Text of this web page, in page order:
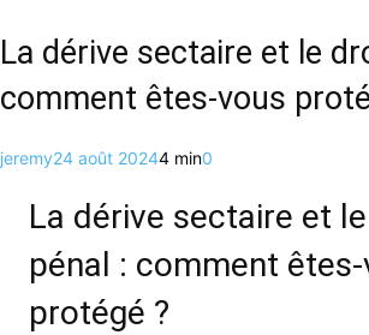
La dérive sectaire et le
comment êtes-vous
jeremy24 août 20244 min0
La dérive sectaire et
pénal : comment
protégé ?